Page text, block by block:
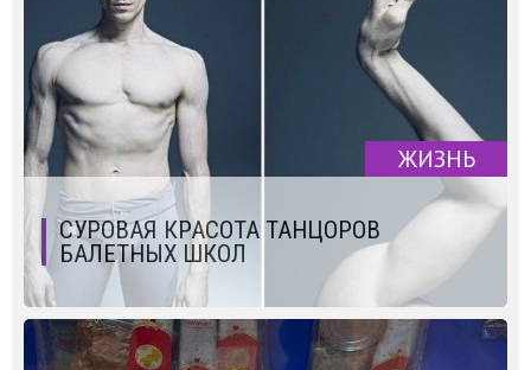
ЖИЗНЬ
СУРОВАЯ КРАСОТА ТАНЦОРОВ
БАЛЕТНЫХ ШКОЛ